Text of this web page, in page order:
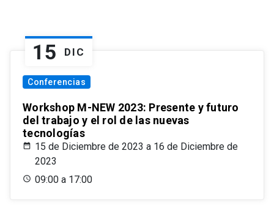
15 DIC
Conferencias
Workshop M-NEW 2023: Presente y futuro
del trabajo y el rol de las nuevas
tecnologías
15 de Diciembre de 2023 a 16 de Diciembre de
2023
09:00 a 17:00